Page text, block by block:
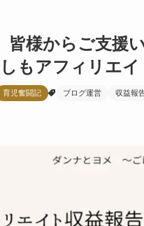
皆様からご支
もアフィリエイ
育児奮闘記 ブログ運営 収益報